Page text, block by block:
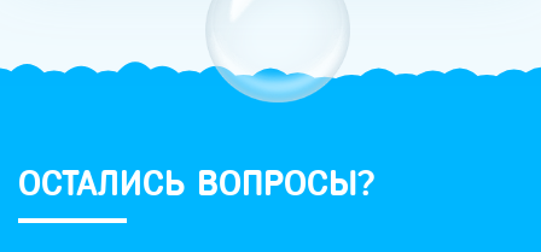
ОСТАЛИСЬ ВОПРОСЫ?